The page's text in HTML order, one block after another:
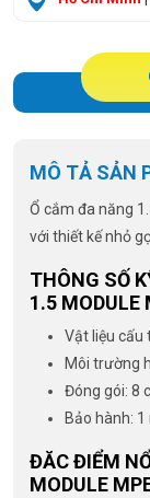
MÔ TẢ SẢN
Ổ cắm đa năng
với thiết kế nhỏ
THÔNG SỐ
1.5 MODULE
Vật liệu cấu
Môi trường
Đóng gói: 8
Bảo hành: 1
ĐĂC ĐIỂM
MODULE